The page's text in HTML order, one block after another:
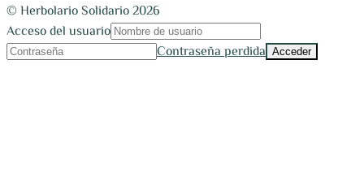
© Herbolario Solidario 2026
Acceso del usuario
Contraseña perdida